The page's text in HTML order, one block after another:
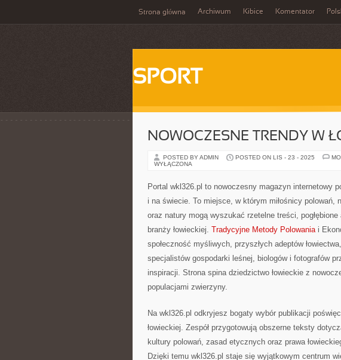
Strona główna Archiwum Kibice Komentator
SPORT
NOWOCZESNE TRENDY W
POSTED BY ADMIN POSTED ON LIS - 23 - 2025
WYŁĄCZONA
Portal wkl326.pl to nowoczesny magazyn internetowy
i na świecie. To miejsce, w którym miłośnicy polowań,
oraz natury mogą wyszukać rzetelne treści,
branży łowieckiej. Tradycyjne Metody Polowaniai
społeczność myśliwych, przyszłych adeptów
specjalistów gospodarki leśnej, biologów i fotografów
inspiracji. Strona spina dziedzictwo łowieckie z
populacjami zwierzyny.
Na wkl326.pl odkryjesz bogaty wybór publikacji
łowieckiej. Zespół przygotowują obszerne teksty
kultury polowań, zasad etycznych oraz prawa
Dzięki temu wkl326.pl staje się wyjątkowym centrum